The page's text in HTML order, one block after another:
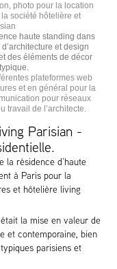
photo pour la location
société hôtelière et
haute standing dans
et design
des éléments de décor
plateformes web
et en général pour la
pour réseaux
travail de l’architecte.
Parisian -
la résidence d’haute
à Paris pour la
et hôtelière living
la mise en valeur de
et contemporaine, bien
parisiens et